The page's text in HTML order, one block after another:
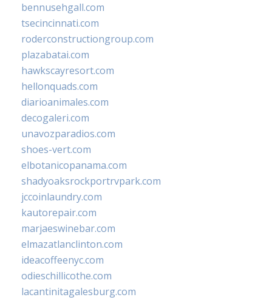
bennusehgall.com
tsecincinnati.com
roderconstructiongroup.com
plazabatai.com
hawkscayresort.com
hellonquads.com
diarioanimales.com
decogaleri.com
unavozparadios.com
shoes-vert.com
elbotanicopanama.com
shadyoaksrockportrvpark.com
jccoinlaundry.com
kautorepair.com
marjaeswinebar.com
elmazatlanclinton.com
ideacoffeenyc.com
odieschillicothe.com
lacantinitagalesburg.com